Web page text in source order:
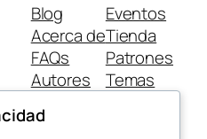
Blog
Acerca de
FAQs
Autores
Eventos
Tienda
Patrones
Temas